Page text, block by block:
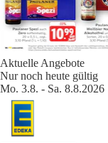
Aktuelle Angebote
Nur noch heute gültig
Mo. 3.8. - Sa. 8.8.2026